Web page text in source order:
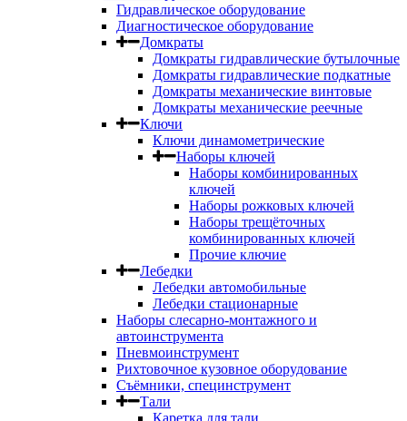
Гидравлическое оборудование
Диагностическое оборудование
Домкраты
Домкраты гидравлические бутылочные
Домкраты гидравлические подкатные
Домкраты механические винтовые
Домкраты механические реечные
Ключи
Ключи динамометрические
Наборы ключей
Наборы комбинированных
ключей
Наборы рожковых ключей
Наборы трещёточных
комбинированных ключей
Прочие ключие
Лебедки
Лебедки автомобильные
Лебедки стационарные
Наборы слесарно-монтажного и
автоинструмента
Пневмоинструмент
Рихтовочное кузовное оборудование
Съёмники, специнструмент
Тали
Каретка для тали